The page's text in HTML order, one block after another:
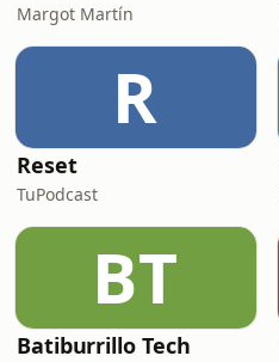
Margot Martín
R
Reset
TuPodcast
BT
Batiburrillo Tech